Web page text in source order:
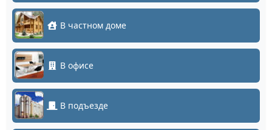
В частном доме
В офисе
В подъезде